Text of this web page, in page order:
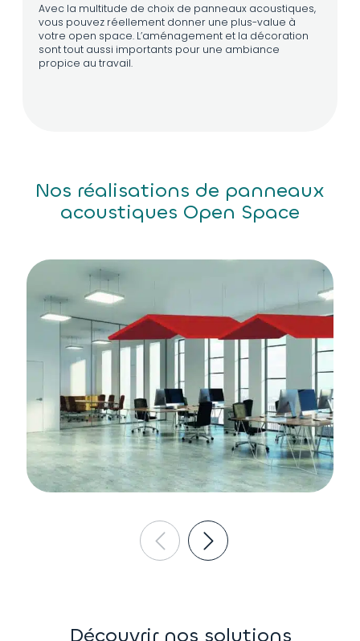
Avec la multitude de choix de panneaux acoustiques,
vous pouvez réellement donner une plus-value à
votre open space. L’aménagement et la décoration
sont tout aussi importants pour une ambiance
propice au travail.
Nos réalisations de panneaux
acoustiques Open Space
Découvrir nos solutions